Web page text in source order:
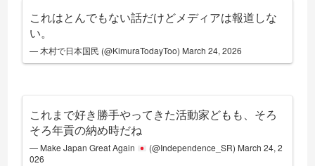
これはとんでもない話だけどメディアは報道しな
い。
— 木村で日本国民 (@KimuraTodayToo) March 24, 2026
これまで好き勝手やってきた活動家どもも、そろ
そろ年貢の納め時だね
— Make Japan Great Again (@Independence_SR) March 24, 2
026